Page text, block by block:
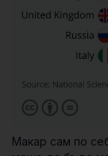
Макар сам по